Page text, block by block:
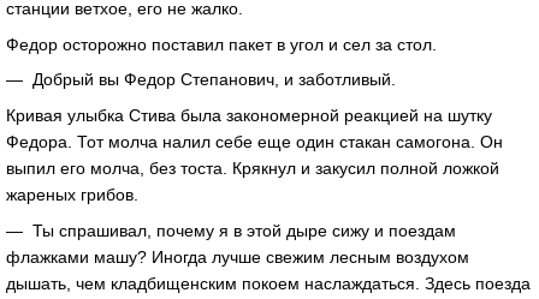
станции ветхое, его не жалко.
Федор осторожно поставил пакет в угол и сел за стол.
— Добрый вы Федор Степанович, и заботливый.
Кривая улыбка Стива была закономерной реакцией на шутку
Федора. Тот молча налил себе еще один стакан самогона. Он
выпил его молча, без тоста. Крякнул и закусил полной ложкой
жареных грибов.
— Ты спрашивал, почему я в этой дыре сижу и поездам
флажками машу? Иногда лучше свежим лесным воздухом
дышать, чем кладбищенским покоем наслаждаться. Здесь поезда